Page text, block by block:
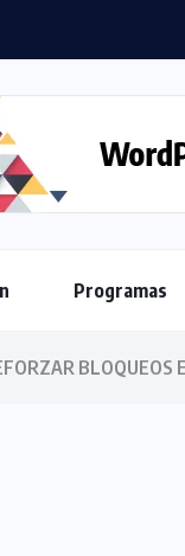
Programas
BLOQUEOS